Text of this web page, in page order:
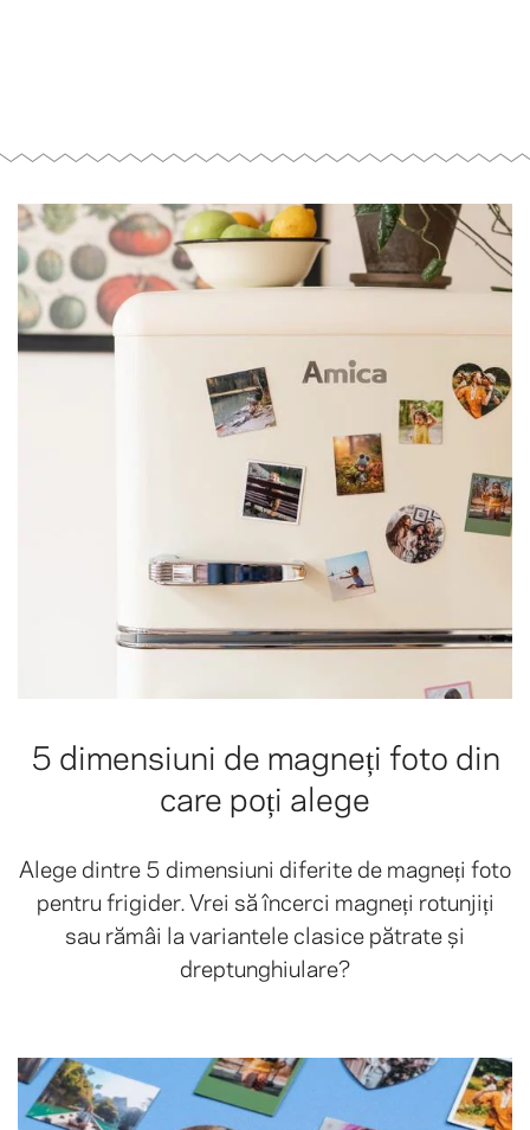
5 dimensiuni de magneți foto din
care poți alege
Alege dintre 5 dimensiuni diferite de magneți foto
pentru frigider. Vrei să încerci magneți rotunjiți
sau rămâi la variantele clasice pătrate și
dreptunghiulare?